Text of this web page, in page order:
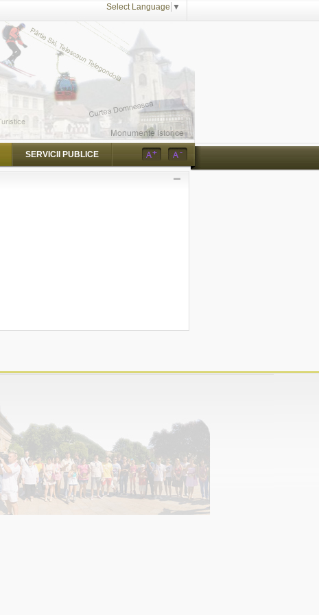
Select Language ▼
SERVICII PUBLICE